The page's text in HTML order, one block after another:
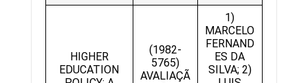
HIGHER
EDUCATION
(1982-
5765)
AVALIAÇÃ
1)
MARCELO
FERNAND
ES DA
SILVA; 2)